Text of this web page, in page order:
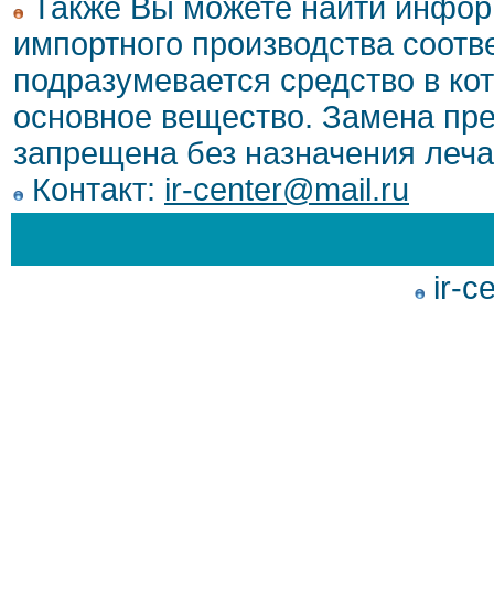
Также Вы можете найти
импортного производства
подразумевается средство в
основное вещество. Замена
запрещена без назначения
Контакт: ir-center@mail.ru
ir-